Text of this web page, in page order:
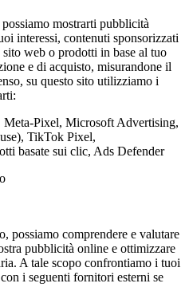
mostrarti pubblicità
interessi, contenuti sponsorizzati
web o prodotti in base al tuo
e di acquisto, misurandone il
su questo sito utilizziamo i
Pixel, Microsoft Advertising,
TikTok Pixel,
basate sui clic, Ads Defender
possiamo comprendere e valutare
pubblicità online e ottimizzare
A tale scopo confrontiamo i tuoi
i seguenti fornitori esterni se